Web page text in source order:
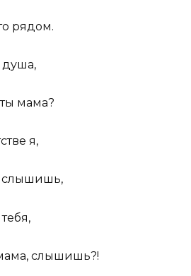
рядом.
душа,
мама?
я,
слышишь,
слышишь?!